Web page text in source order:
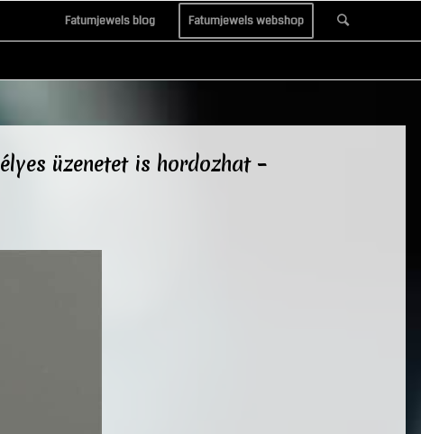
Fatumjewels blog Fatumjewels webshop
üzenetet is hordozhat –